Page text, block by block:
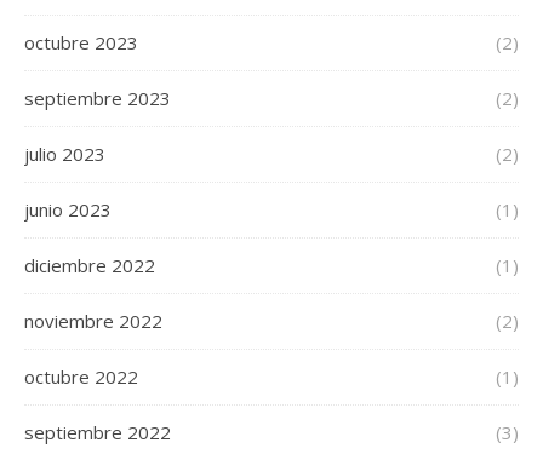
octubre 2023 (2)
septiembre 2023 (2)
julio 2023 (2)
junio 2023 (1)
diciembre 2022 (1)
noviembre 2022 (2)
octubre 2022 (1)
septiembre 2022 (3)